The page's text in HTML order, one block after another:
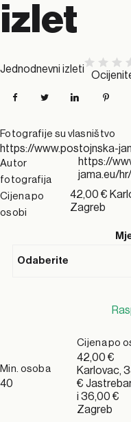
izlet
Jednodnevni izleti
FacebookTwitter LinkedIn
Fotografije su vlasništvo
https://www.postojnska-
Autor
fotografija
https://
jama.eu/
Cijena po
osobi
42,00 €
Zagreb
Min. osoba
40
Cijena po
42,00 €
Karlovac,
€
i 36,00 €
Zagreb